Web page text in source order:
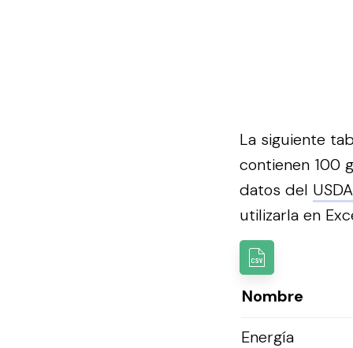
La siguiente
contienen 100
datos del USDA
utilizarla en
Nombre
Energía